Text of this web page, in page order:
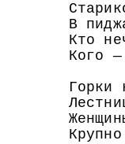
В
Кто
Кого —
Горки